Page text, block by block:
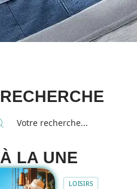
RECHERCHE
À LA UNE
LOISIRS